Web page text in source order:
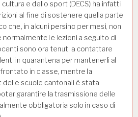
cultura e dello sport (DECS) ha infatti
al fine di sostenere quella parte
che, in alcuni persino per mesi, non
le lezioni a seguito di
sono ora tenuti a contattare
in quarantena per mantenerli al
in classe, mentre la
scuole cantonali è stata
garantire la trasmissione delle
obbligatoria solo in caso di